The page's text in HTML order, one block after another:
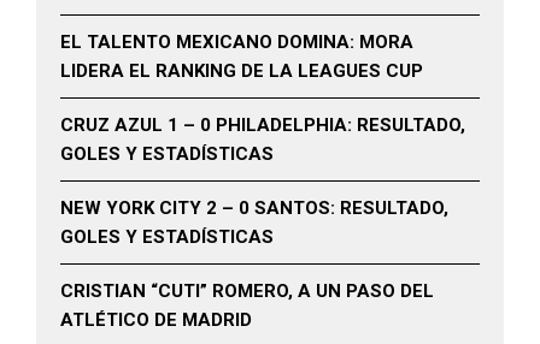
EL TALENTO MEXICANO DOMINA: MORA
LIDERA EL RANKING DE LA LEAGUES CUP
CRUZ AZUL 1 – 0 PHILADELPHIA: RESULTADO,
GOLES Y ESTADÍSTICAS
NEW YORK CITY 2 – 0 SANTOS: RESULTADO,
GOLES Y ESTADÍSTICAS
CRISTIAN “CUTI” ROMERO, A UN PASO DEL
ATLÉTICO DE MADRID